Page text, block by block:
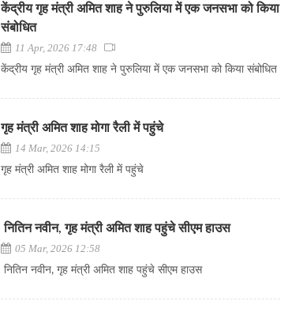
केंद्रीय गृह मंत्री अमित शाह ने पुरुलिया में एक जनसभा को किया
संबोधित
11 Apr, 2026 17:48
केंद्रीय गृह मंत्री अमित शाह ने पुरुलिया में एक जनसभा को किया संबोधित
गृह मंत्री अमित शाह मोगा रैली में पहुंचे
14 Mar, 2026 14:15
गृह मंत्री अमित शाह मोगा रैली में पहुंचे
नितिन नवीन, गृह मंत्री अमित शाह पहुंचे सीएम हाउस
05 Mar, 2026 12:58
नितिन नवीन, गृह मंत्री अमित शाह पहुंचे सीएम हाउस